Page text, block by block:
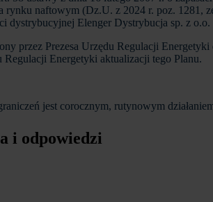
rynku naftowym (Dz.U. z 2024 r. poz. 1281,
dystrybucyjnej Elenger Dystrybucja sp. z
przez Prezesa Urzędu Regulacji
Regulacji Energetyki aktualizacji tego Planu.
jest corocznym, rutynowym
i odpowiedzi